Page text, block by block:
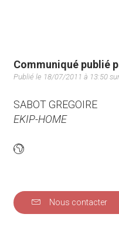
Communiqué publié
Publié le 18/07/2011 à 13:50
SABOT GREGOIRE
EKIP-HOME
Nous contacter